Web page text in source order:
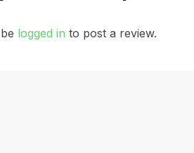
logged in to post a review.